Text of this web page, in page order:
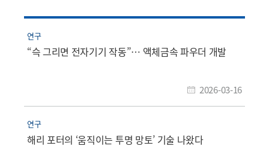
연구
“슥 그리면 전자기기 작동”… 액체금속 파우더 개발
2026-03-16
연구
해리 포터의 ‘움직이는 투명 망토’ 기술 나왔다